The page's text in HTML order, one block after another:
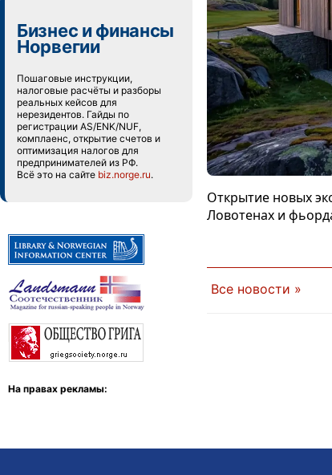
Бизнес и финансы
Норвегии
Пошаговые инструкции,
налоговые расчёты и разборы
реальных кейсов для
нерезидентов. Гайды по
регистрации AS/ENK/NUF,
комплаенс, открытие счетов и
оптимизация налогов для
предпринимателей из РФ.
Всё это на сайте biz.norge.ru.
На правах рекламы:
Открытие новых
Ловотенах и
Все новости »